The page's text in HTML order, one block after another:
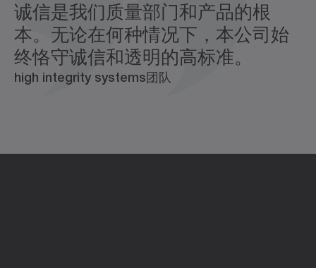
诚信是我们质量部门和产品的根
本。无论在何种情况下，本公司始
终恪守诚信和透明的高标准。
high integrity systems团队